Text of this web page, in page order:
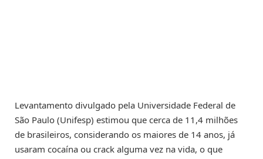
Levantamento divulgado pela Universidade Federal de
São Paulo (Unifesp) estimou que cerca de 11,4 milhões
de brasileiros, considerando os maiores de 14 anos, já
usaram cocaína ou crack alguma vez na vida, o que